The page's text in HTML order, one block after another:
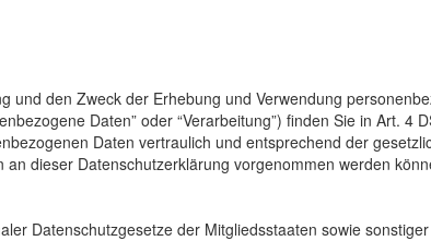
den Zweck der Erhebung und Verwendung
Daten” oder “Verarbeitung”) finden Sie in Art. 4
Daten vertraulich und entsprechend der
dieser Datenschutzerklärung vorgenommen werden
Datenschutzgesetze der Mitgliedsstaaten sowie